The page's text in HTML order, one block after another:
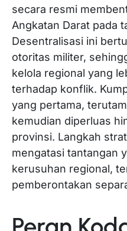
secara resmi
Angkatan Darat pada
Desentralisasi ini
otoritas militer,
kelola regional yang
terhadap konflik.
yang pertama,
kemudian diperluas
provinsi. Langkah
mengatasi tantangan
kerusuhan regional,
pemberontakan